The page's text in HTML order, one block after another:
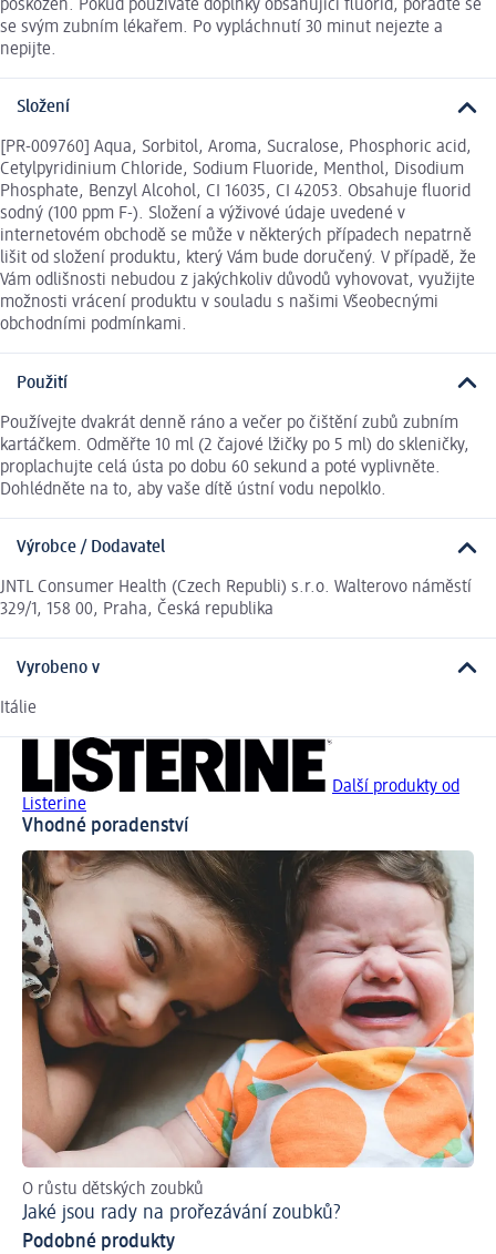
poškozen. Pokud používáte doplňky obsahující fluorid, poraďte se
se svým zubním lékařem. Po vypláchnutí 30 minut nejezte a
nepijte.
Složení
[PR-009760] Aqua, Sorbitol, Aroma, Sucralose, Phosphoric acid,
Cetylpyridinium Chloride, Sodium Fluoride, Menthol, Disodium
Phosphate, Benzyl Alcohol, CI 16035, CI 42053. Obsahuje fluorid
sodný (100 ppm F-). Složení a výživové údaje uvedené v
internetovém obchodě se může v některých případech nepatrně
lišit od složení produktu, který Vám bude doručený. V případě, že
Vám odlišnosti nebudou z jakýchkoliv důvodů vyhovovat, využijte
možnosti vrácení produktu v souladu s našimi Všeobecnými
obchodními podmínkami.
Použití
Používejte dvakrát denně ráno a večer po čištění zubů zubním
kartáčkem. Odměřte 10 ml (2 čajové lžičky po 5 ml) do skleničky,
proplachujte celá ústa po dobu 60 sekund a poté vyplivněte.
Dohlédněte na to, aby vaše dítě ústní vodu nepolklo.
Výrobce / Dodavatel
JNTL Consumer Health (Czech Republi) s.r.o. Walterovo náměstí
329/1, 158 00, Praha, Česká republika
Vyrobeno v
Itálie
Další produkty od
Listerine
Vhodné poradenství
O růstu dětských zoubků
Jaké jsou rady na prořezávání zoubků?
Podobné produkty